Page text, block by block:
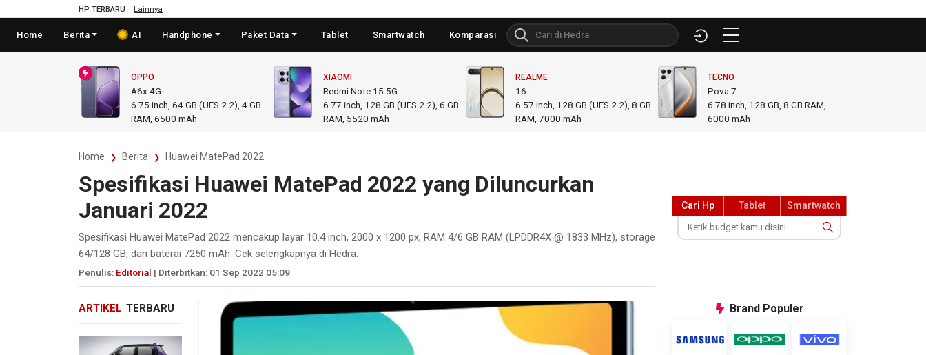
HP TERBARU Lainnya
Home Berita AI Handphone Paket Data Tablet Smartwatch Komparasi
OPPO
A6x 4G
6.75 inch, 64 GB (UFS 2.2), 4 GB
RAM 6500 mAh
XIAOMI
Redmi Note 15 5G
6.77 inch, 128 GB (UFS 2.2), 6 GB
RAM 5520 mAh
REALME
16
6.57 inch, 128 GB (UFS 2.2), 8 GB
RAM 7000 mAh
TECNO
Pova 7
6.78 inch, 128 GB, 8 GB RAM
6000 mAh
Home Berita Huawei MatePad 2022
Spesifikasi Huawei MatePad 2022 yang Diluncurkan
Januari 2022
Spesifikasi Huawei MatePad 2022 mencakup layar 10.4 inch, 2000 x 1200 px, RAM 4/6 GB RAM (LPDDR4X @ 1833 MHz), storage
64/128 GB, dan baterai 7250 mAh. Cek selengkapnya di Hedra.
Penulis: Editorial | Diterbitkan: 01 Sep 2022 05:09
Cari Hp Tablet Smartwatch
ARTIKEL TERBARU Brand Populer